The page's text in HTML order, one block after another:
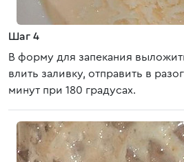
Шаг 4
В форму для запекания
влить заливку, отправить в
минут при 180 градусах.